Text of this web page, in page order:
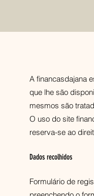
A financasdajana
que lhe são
mesmos são
O uso do site
reserva-se ao
Dados recolhidos
Formulário de